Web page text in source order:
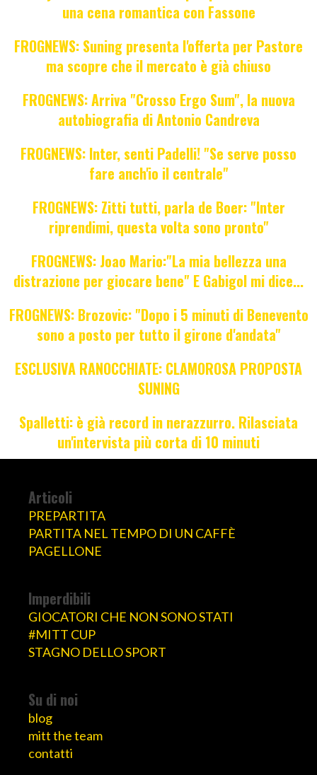
una cena romantica con Fassone
FROGNEWS: Suning presenta l'offerta per Pastore
ma scopre che il mercato è già chiuso
FROGNEWS: Arriva "Crosso Ergo Sum", la nuova
autobiografia di Antonio Candreva
FROGNEWS: Inter, senti Padelli! "Se serve posso
fare anch'io il centrale"
FROGNEWS: Zitti tutti, parla de Boer: "Inter
riprendimi, questa volta sono pronto"
FROGNEWS: Joao Mario:"La mia bellezza una
distrazione per giocare bene" E Gabigol mi dice...
FROGNEWS: Brozovic: "Dopo i 5 minuti di Benevento
sono a posto per tutto il girone d'andata"
ESCLUSIVA RANOCCHIATE: CLAMOROSA PROPOSTA
SUNING
Spalletti: è già record in nerazzurro. Rilasciata
un'intervista più corta di 10 minuti
Articoli
PREPARTITA
PARTITA NEL TEMPO DI UN CAFFÈ
PAGELLONE
Imperdibili
GIOCATORI CHE NON SONO STATI
#MITT CUP
STAGNO DELLO SPORT
Su di noi
blog
mitt the team
contatti